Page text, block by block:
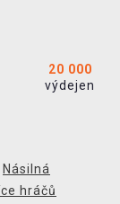
20 000
výdejen
Násilná
hráčů